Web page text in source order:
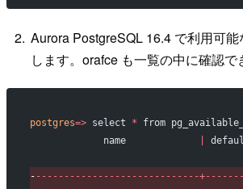
Aurora PostgreSQL 16.4 で利用可
します。orafce も一覧の中に確認で
postgres=> select * from
            name
- -----------------------------